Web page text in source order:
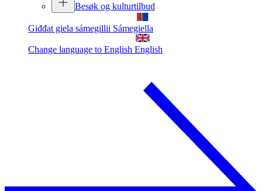
Besøk og kulturtilbud
Giđđat giela sámegillii Sámegiella
Change language to English English